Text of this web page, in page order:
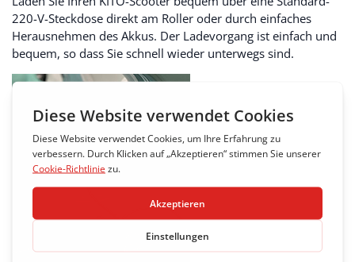
220-V-Steckdose direkt am Roller oder durch einfaches
Herausnehmen des Akkus. Der Ladevorgang ist einfach und
bequem, so dass Sie schnell wieder unterwegs sind.